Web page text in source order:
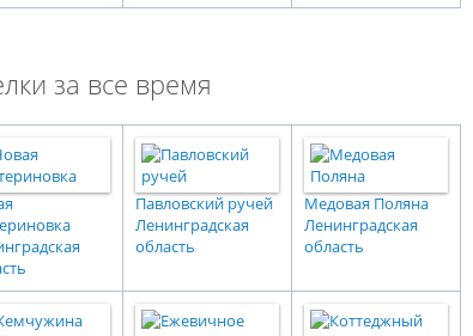
за все время
Павловский ручей
Ленинградская
область
Медовая Поляна
Ленинградская
область